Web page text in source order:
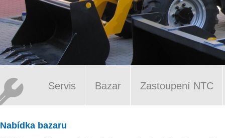
Servis Bazar Zastoupení NTC
Nabídka bazaru